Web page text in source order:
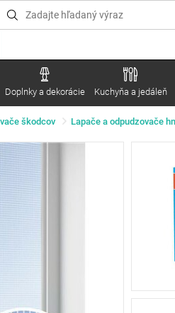
Doplnky a dekorácie Kuchyňa a jedáleň
škodcov Lapače a odpudzovače